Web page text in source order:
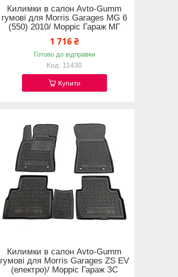
Килимки в салон Avto-Gumm
гумові для Morris Garages MG 6
(550) 2010/ Морріс Гараж МГ
1 716 ₴
Готово до відправки
11430
Купити
Килимки в салон Avto-Gumm
гумові для Morris Garages ZS EV
(електро)/ Морріс Гараж ЗС